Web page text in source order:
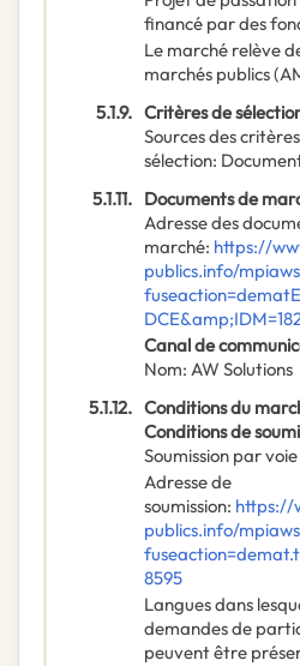
financé par des
Le marché relève
marchés publics
5.1.9. Critères de
Sources des
sélection:
5.1.11. Documents de
Adresse des
marché: https://
publics.info/
Canal de
Nom: AW Solutions
5.1.12. Conditions du
Conditions de
Soumission par
Adresse de
soumission: https://
publics.info/
8595
Langues dans
demandes de
peuvent être